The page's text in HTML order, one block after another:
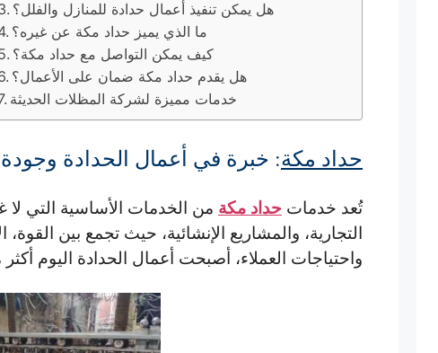
هل يمكن تنفيذ أعمال حدادة للمنازل والفلل؟
ما الذي يميز حداد مكة عن غيره؟
كيف يمكن التواصل مع حداد مكة؟
هل يقدم حداد مكة ضمان على الأعمال؟
خدمات مميزة لشركة المظلات الحديثة
حداد مكة: خبرة في أعمال الحدادة
تُعد خدمات حداد مكة من الخدمات الأساسية التي لا
التجارية، والمشاريع الإنشائية، حيث تجمع بين القوة،
واحتياجات العملاء، أصبحت أعمال الحدادة اليوم